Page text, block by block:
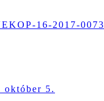
16-2017-
október 5.